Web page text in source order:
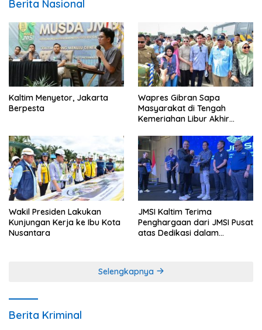
Berita Nasional
Kaltim Menyetor, Jakarta
Berpesta
Wapres Gibran Sapa
Masyarakat di Tengah
Kemeriahan Libur Akhir
Wakil Presiden Lakukan
Kunjungan Kerja ke Ibu Kota
Nusantara
JMSI Kaltim Terima
Penghargaan dari JMSI Pusat
atas Dedikasi dalam
Selengkapnya
Berita Kriminal